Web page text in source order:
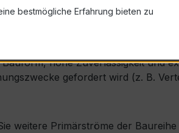
hohe Zuverlässigkeit und
gefordert wird (z. B.
weitere Primärströme der Baureihe
bestmögliche Erfahrung bieten zu